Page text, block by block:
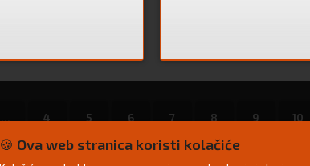
4 5 6 7 8 9 10
🍪 Ova web stranica koristi kolačiće